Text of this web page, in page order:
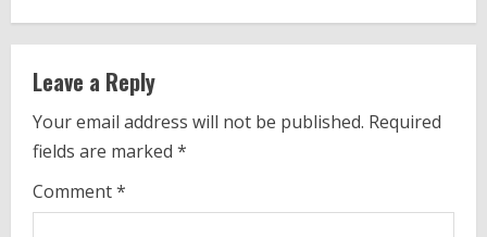
n
u
e
R
e
Leave a Reply
Your email address will not be published. Required
fields are marked *
Comment*